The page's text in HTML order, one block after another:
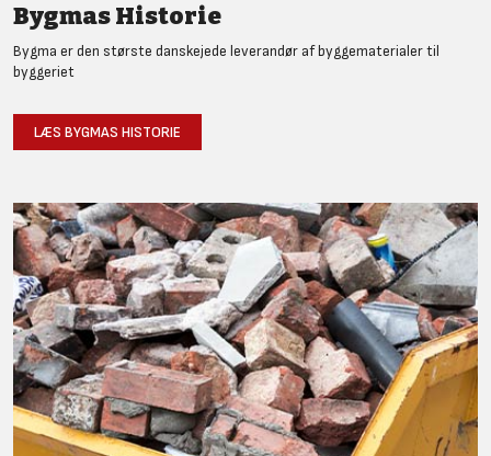
Bygmas Historie
Bygma er den største danskejede leverandør af byggematerialer til
byggeriet
LÆS BYGMAS HISTORIE